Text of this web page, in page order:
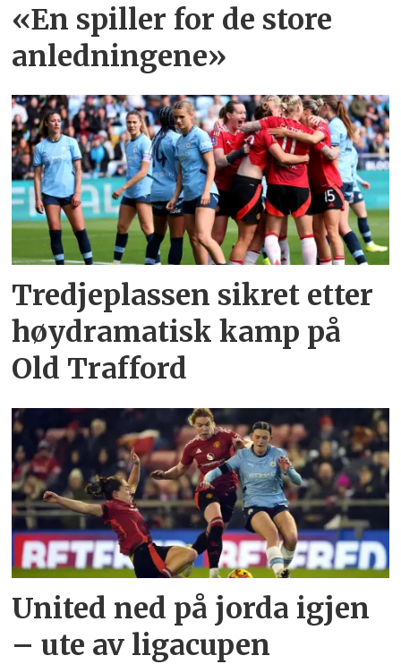
«En spiller for de store
anledningene»
Tredjeplassen sikret etter
høydramatisk kamp på
Old Trafford
United ned på jorda igjen
– ute av ligacupen